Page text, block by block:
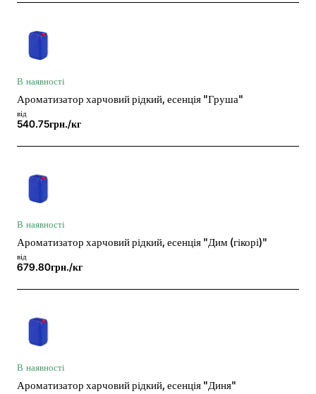
В наявності
Ароматизатор харчовий рідкий, есенція "Груша"
від
540.75грн./кг
В наявності
Ароматизатор харчовий рідкий, есенція "Дим (гікорі)"
від
679.80грн./кг
В наявності
Ароматизатор харчовий рідкий, есенція "Диня"